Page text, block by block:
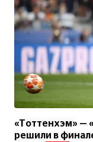
«Тоттенхэм» —
решили в